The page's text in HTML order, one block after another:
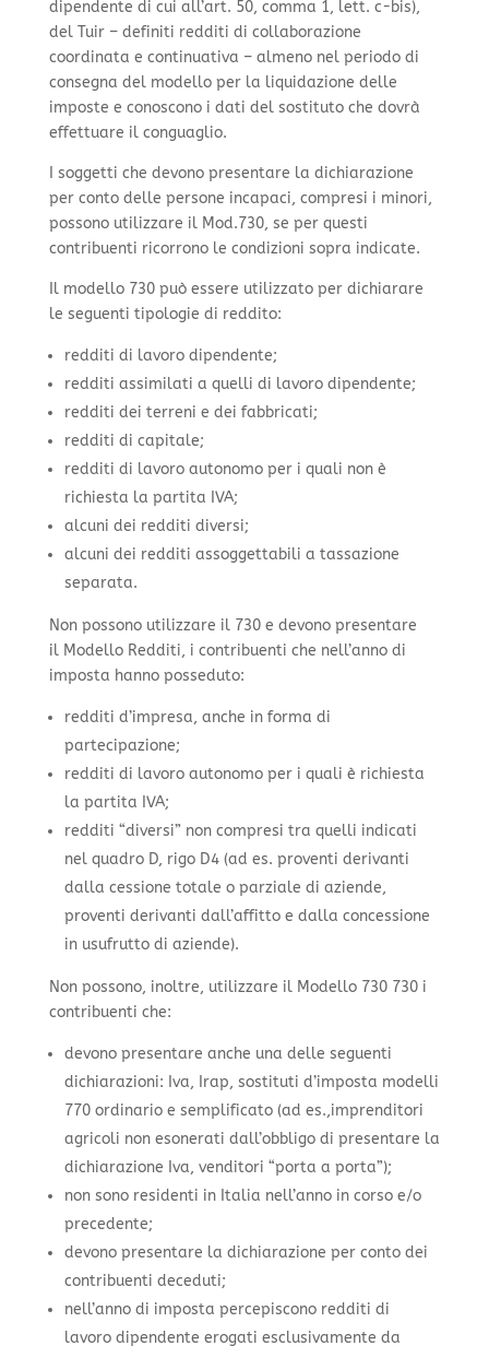
dipendente di cui all’art. 50, comma 1, lett. c-bis),
del Tuir – definiti redditi di collaborazione
coordinata e continuativa – almeno nel periodo di
consegna del modello per la liquidazione delle
imposte e conoscono i dati del sostituto che dovrà
effettuare il conguaglio.
I soggetti che devono presentare la dichiarazione
per conto delle persone incapaci, compresi i minori,
possono utilizzare il Mod.730, se per questi
contribuenti ricorrono le condizioni sopra indicate.
Il modello 730 può essere utilizzato per dichiarare
le seguenti tipologie di reddito:
redditi di lavoro dipendente;
redditi assimilati a quelli di lavoro dipendente;
redditi dei terreni e dei fabbricati;
redditi di capitale;
redditi di lavoro autonomo per i quali non è
richiesta la partita IVA;
alcuni dei redditi diversi;
alcuni dei redditi assoggettabili a tassazione
separata.
Non possono utilizzare il 730 e devono presentare
il Modello Redditi, i contribuenti che nell’anno di
imposta hanno posseduto:
redditi d’impresa, anche in forma di
partecipazione;
redditi di lavoro autonomo per i quali è richiesta
la partita IVA;
redditi “diversi” non compresi tra quelli indicati
nel quadro D, rigo D4 (ad es. proventi derivanti
dalla cessione totale o parziale di aziende,
proventi derivanti dall’affitto e dalla concessione
in usufrutto di aziende).
Non possono, inoltre, utilizzare il Modello 730 730 i
contribuenti che:
devono presentare anche una delle seguenti
dichiarazioni: Iva, Irap, sostituti d’imposta modelli
770 ordinario e semplificato (ad es.,imprenditori
agricoli non esonerati dall’obbligo di presentare la
dichiarazione Iva, venditori “porta a porta”);
non sono residenti in Italia nell’anno in corso e/o
precedente;
devono presentare la dichiarazione per conto dei
contribuenti deceduti;
nell’anno di imposta percepiscono redditi di
lavoro dipendente erogati esclusivamente da